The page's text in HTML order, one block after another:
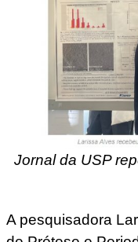
Jornal da USP
A pesquisadora